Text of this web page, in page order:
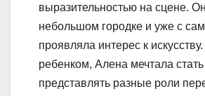
выразительностью на сцене.
небольшом городке и уже с
проявляла интерес к
ребенком, Алена мечтала стать
представлять разные роли